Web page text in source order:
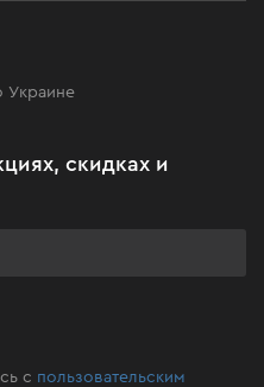
Украине
скидках и
с пользовательским